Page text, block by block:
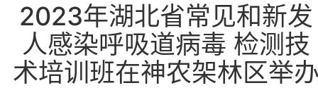
2023年湖北省常见和新发
人感染呼吸道病毒 检测技
术培训班在神农架林区举